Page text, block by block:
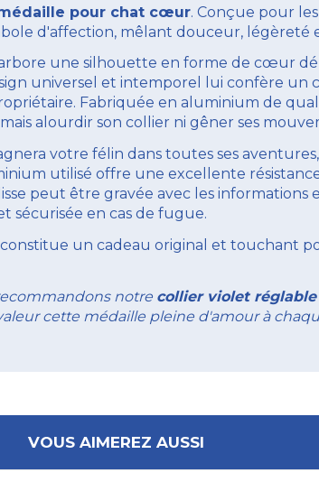
pour chat cœur. Conçue pour
d'affection, mêlant douceur, légèreté
une silhouette en forme de cœur
universel et intemporel lui confère
Fabriquée en aluminium de
alourdir son collier ni gêner ses
votre félin dans toutes ses
utilisé offre une excellente
peut être gravée avec les
sécurisée en cas de fugue.
constitue un cadeau original et touchant
notre collier violet
cette médaille pleine d'amour à
VOUS AIMEREZ AUSSI